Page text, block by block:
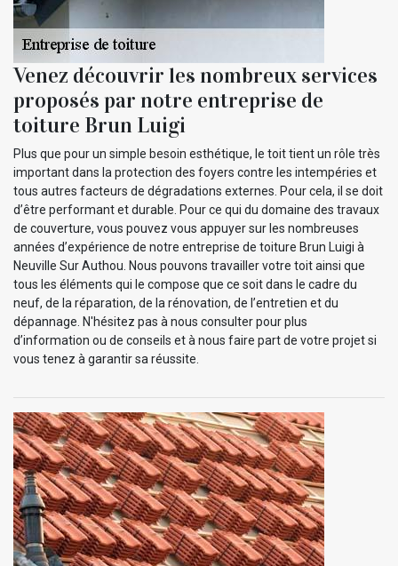
Venez découvrir les nombreux services
proposés par notre entreprise de
toiture Brun Luigi
Plus que pour un simple besoin esthétique, le toit tient un rôle très
important dans la protection des foyers contre les intempéries et
tous autres facteurs de dégradations externes. Pour cela, il se doit
d’être performant et durable. Pour ce qui du domaine des travaux
de couverture, vous pouvez vous appuyer sur les nombreuses
années d’expérience de notre entreprise de toiture Brun Luigi à
Neuville Sur Authou. Nous pouvons travailler votre toit ainsi que
tous les éléments qui le compose que ce soit dans le cadre du
neuf, de la réparation, de la rénovation, de l’entretien et du
dépannage. N'hésitez pas à nous consulter pour plus
d’information ou de conseils et à nous faire part de votre projet si
vous tenez à garantir sa réussite.